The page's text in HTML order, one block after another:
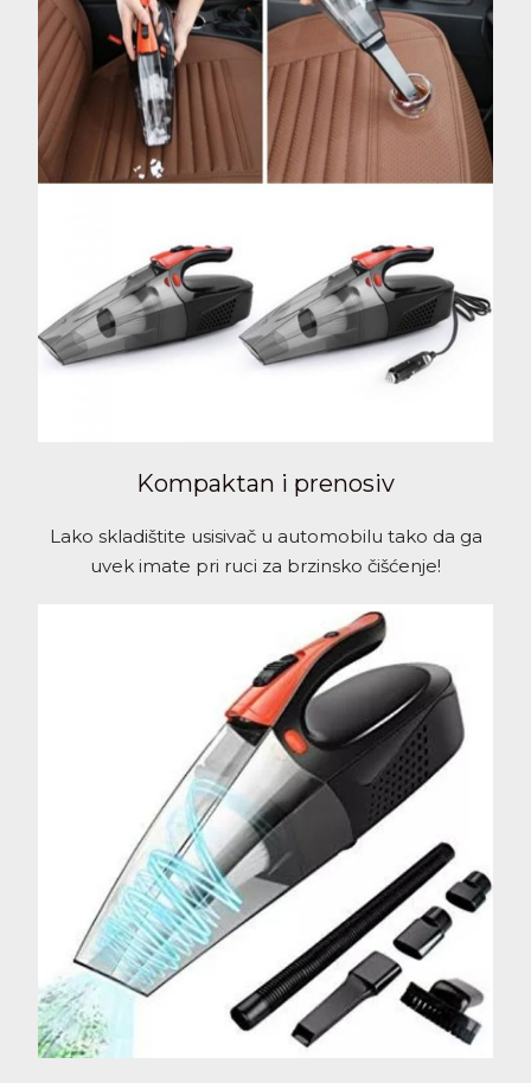
Kompaktan i prenosiv
Lako skladištite usisivač u automobilu tako da ga
uvek imate pri ruci za brzinsko čišćenje!